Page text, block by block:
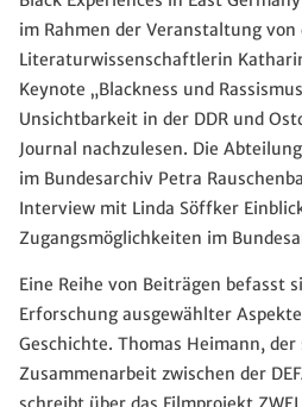
im Rahmen der Veranstaltung von
Literaturwissenschaftlerin
Keynote „Blackness und
Unsichtbarkeit in der DDR und
Journal nachzulesen. Die
im Bundesarchiv Petra
Interview mit Linda Söffker
Zugangsmöglichkeiten im
Eine Reihe von Beiträgen befasst
Erforschung ausgewählter
Geschichte. Thomas Heimann,
Zusammenarbeit zwischen der